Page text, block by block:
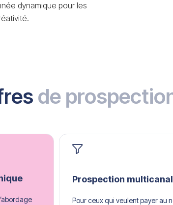
dynamique pour les
de
Prospection multicanal
Pour ceux qui veulent payer au